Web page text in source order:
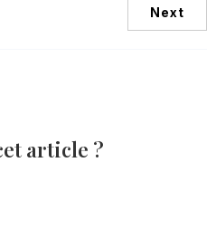
Next
article ?